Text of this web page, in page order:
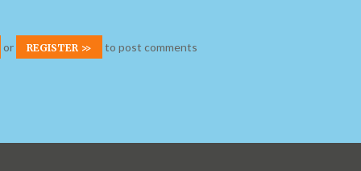
or REGISTER to post comments